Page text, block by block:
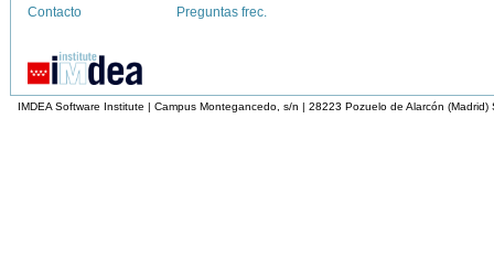
Contacto
Preguntas frec.
IMDEA Software Institute | Campus Montegancedo, s/n | 28223 Pozuelo de Alarcón (Madrid)